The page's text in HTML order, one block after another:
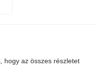
hogy az összes részletet